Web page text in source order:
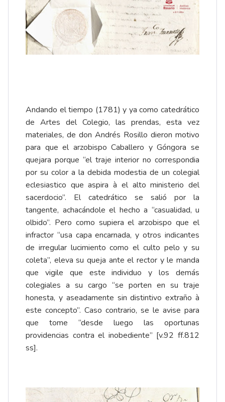
Andando el tiempo (1781) y ya como catedrático
de Artes del Colegio, las prendas, esta vez
materiales, de don Andrés Rosillo dieron motivo
para que el arzobispo Caballero y Góngora se
quejara porque “el traje interior no correspondia
por su color a la debida modestia de un colegial
eclesiastico que aspira à el alto ministerio del
sacerdocio”. El catedrático se salió por la
tangente, achacándole el hecho a “casualidad, u
olbido”. Pero como supiera el arzobispo que el
infractor “usa capa encarnada, y otros indicantes
de irregular lucimiento como el culto pelo y su
coleta”, eleva su queja ante el rector y le manda
que vigile que este individuo y los demás
colegiales a su cargo “se porten en su traje
honesta, y aseadamente sin distintivo extraño à
este concepto”. Caso contrario, se le avise para
que tome “desde luego las oportunas
providencias contra el inobediente” [v.92 ff.812
ss].